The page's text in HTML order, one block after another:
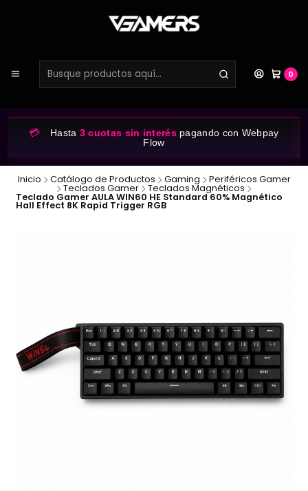
0
💳 Hasta 3 cuotas sin interéspagando con Webpay
Flow
Inicio Catálogo de Productos Gaming Periféricos Gamer
Teclados Gamer Teclados Magnéticos
Teclado Gamer AULA WIN60 HE Standard 60% Magnético
Hall Effect 8K Rapid Trigger RGB